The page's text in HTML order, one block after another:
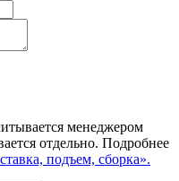
менеджером
отдельно. Подробнее
подъем, сборка».